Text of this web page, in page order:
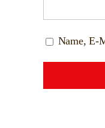
Name, E-